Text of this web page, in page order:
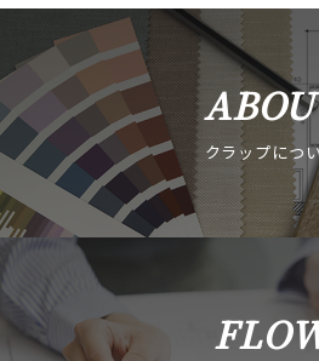
クラップにつ